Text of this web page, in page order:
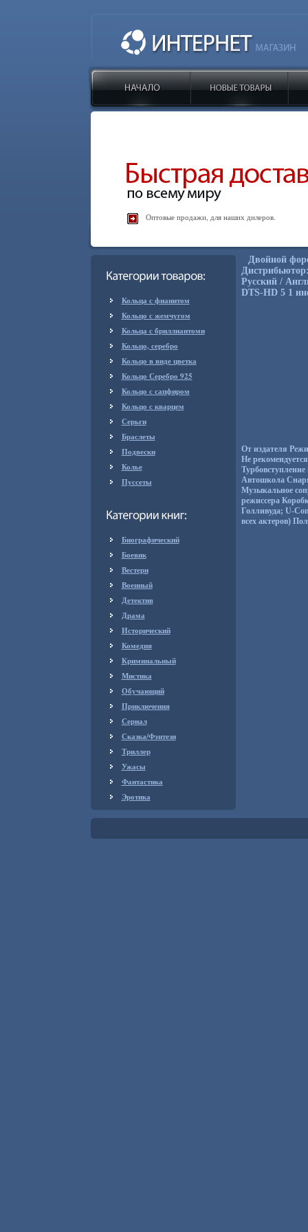
Оптовые продажи, для наших дилеров.
Кольца с фианитом
Кольцо с жемчугом
Кольца с бриллиантоми
Кольцо, серебро
Кольцо в виде цветка
Кольцо Серебро 925
Кольцо с сапфиром
Кольцо с кварцем
Серьги
Браслеты
Подвески
Колье
Пуссеты
Биографический
Боевик
Вестерн
Военный
Детектив
Драма
Исторический
Комедия
Криминальный
Мистика
Обучающий
Приключения
Сериал
Сказка/Фэнтези
Триллер
Ужасы
Фантастика
Эротика
Двойной
Русский /
DTS-HD 5 1
От издателя
Не
Автошкола
Музыкальное
режиссера
Голливуда; U-
всех актеров)